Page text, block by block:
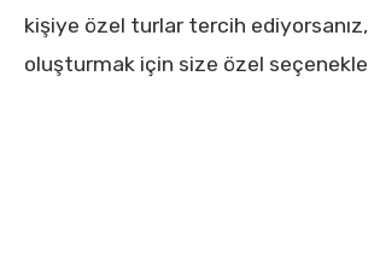
kişiye özel turlar tercih
oluşturmak için size özel